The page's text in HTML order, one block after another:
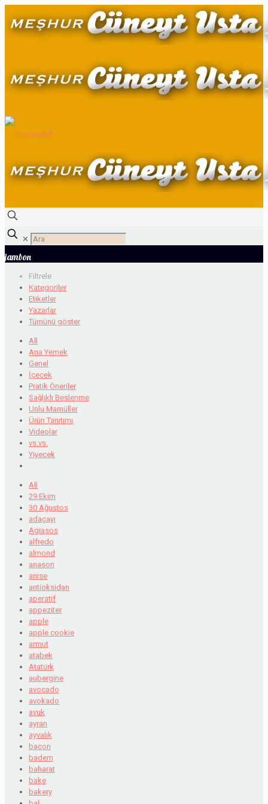
✕
jambon
Filtrele
Kategoriler
Etiketler
Yazarlar
Tümünü göster
All
Ana Yemek
Genel
İçecek
Pratik Öneriler
Sağlıklı Beslenme
Unlu Mamüller
Ürün Tanıtımı
Videolar
vs.vs.
Yiyecek
All
29 Ekim
30 Ağustos
adaçayı
Agiasos
alfredo
almond
anason
anise
antioksidan
aperatif
appeziter
apple
apple cookie
armut
atabek
Atatürk
aubergine
avocado
avokado
avuk
ayran
ayvalık
bacon
badem
baharat
bake
bakery